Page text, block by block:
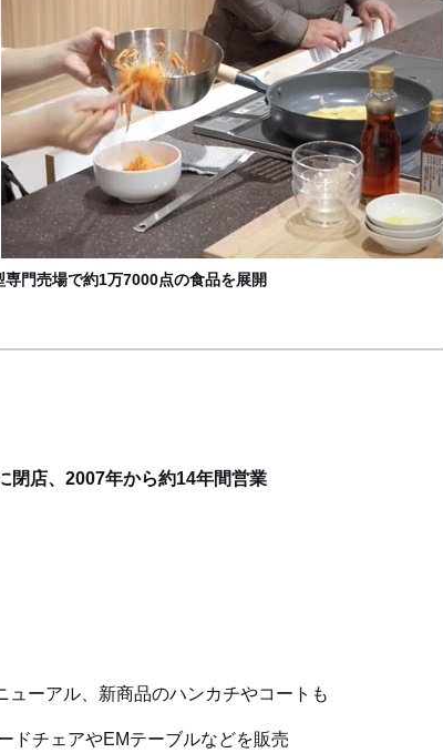
門売場で約1万7000点の食品を展開
閉店、2007年から約14年間営業
ーアル、新商品のハンカチやコートも
ドチェアやEMテーブルなどを販売